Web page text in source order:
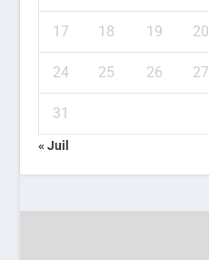
17 18 19 20
24 25 26 27
31
« Juil